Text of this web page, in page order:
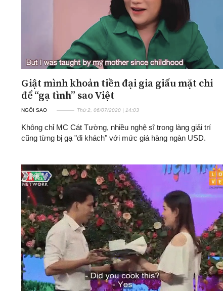
Giật mình khoản tiền đại gia giấu mặt chi
để “gạ tình” sao Việt
NGÔI SAO Thứ 2, 06/07/2020 | 14:03
Không chỉ MC Cát Tường, nhiều nghệ sĩ trong làng giải trí
cũng từng bị gạ "đi khách" với mức giá hàng ngàn USD.